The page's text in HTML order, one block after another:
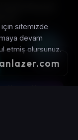
TL
sitemizde
devam
etmiş olursunuz.